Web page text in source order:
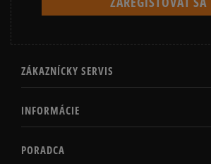
ZÁKAZNÍCKY SERVIS
INFORMÁCIE
PORADCA